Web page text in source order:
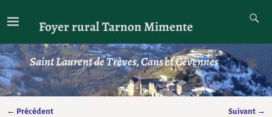
Foyer rural Tarnon Mimente
Saint Laurent de Trèves, Cans et Cévennes
← Précédent Suivant →